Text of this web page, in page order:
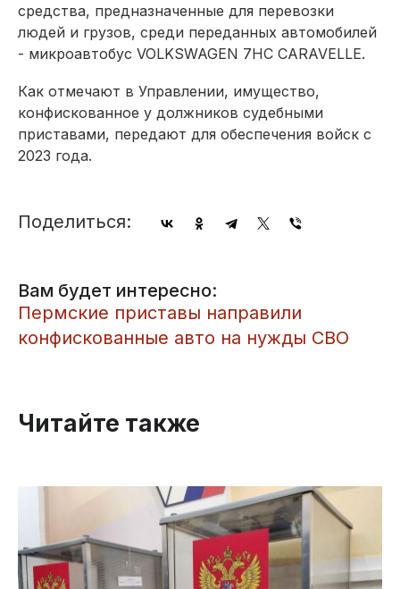
средства, предназначенные для перевозки
людей и грузов, среди переданных автомобилей
- микроавтобус VOLKSWAGEN 7HC CARAVELLE.
Как отмечают в Управлении, имущество,
конфискованное у должников судебными
приставами, передают для обеспечения войск с
2023 года.
Поделиться:
Вам будет интересно:
Пермские приставы направили
конфискованные авто на нужды СВО
Читайте также